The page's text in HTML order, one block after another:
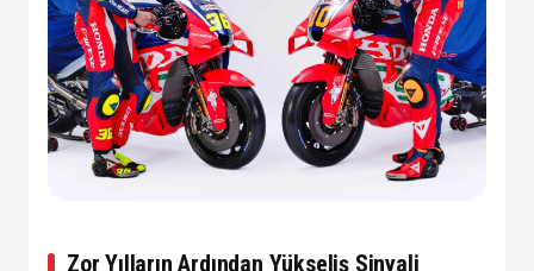
Zor Yılların Ardından Yükseliş Sinyali